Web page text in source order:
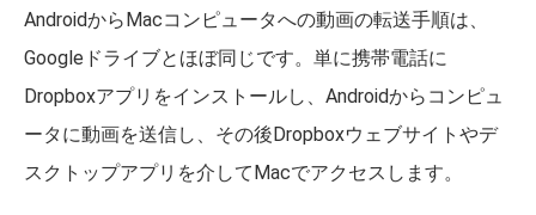
AndroidからMacコンピュータへの動画の転送手順は、
Googleドライブとほぼ同じです。単に携帯電話に
Dropboxアプリをインストールし、Androidからコンピュ
ータに動画を送信し、その後Dropboxウェブサイトやデ
スクトップアプリを介してMacでアクセスします。